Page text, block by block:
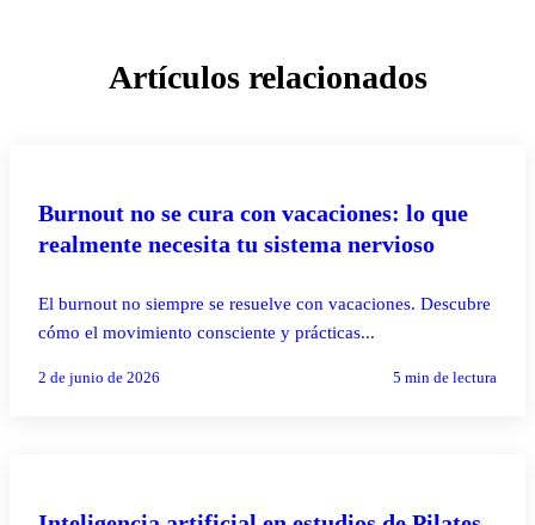
Artículos relacionados
Burnout no se cura con vacaciones: lo que
realmente necesita tu sistema nervioso
El burnout no siempre se resuelve con vacaciones. Descubre
cómo el movimiento consciente y prácticas...
2 de junio de 2026 5 min de lectura